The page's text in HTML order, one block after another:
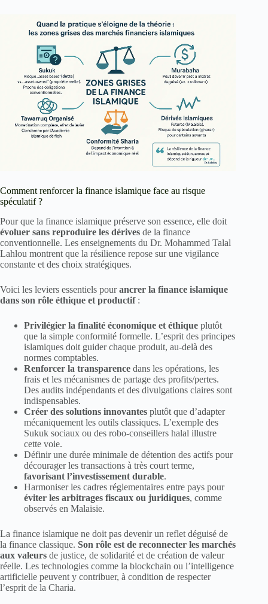
Comment renforcer la finance islamique face au risque
spéculatif ?
Pour que la finance islamique préserve son essence, elle doit
évoluer sans reproduire les dérives de la finance
conventionnelle. Les enseignements du Dr. Mohammed Talal
Lahlou montrent que la résilience repose sur une vigilance
constante et des choix stratégiques.
Voici les leviers essentiels pourancrer la finance islamique
dans son rôle éthique et productif:
Privilégier la finalité économique et éthique plutôt
que la simple conformité formelle. L’esprit des principes
islamiques doit guider chaque produit, au-delà des
normes comptables.
Renforcer la transparence dans les opérations, les
frais et les mécanismes de partage des profits/pertes.
Des audits indépendants et des divulgations claires sont
indispensables.
Créer des solutions innovantes plutôt que d’adapter
mécaniquement les outils classiques. L’exemple des
Sukuk sociaux ou des robo-conseillers halal illustre
cette voie.
Définir une durée minimale de détention des actifs pour
décourager les transactions à très court terme,
favorisant l’investissement durable.
Harmoniser les cadres réglementaires entre pays pour
éviter les arbitrages fiscaux ou juridiques, comme
observés en Malaisie.
La finance islamique ne doit pas devenir un reflet déguisé de
la finance classique. Son rôle est de reconnecter les marchés
aux valeurs de justice, de solidarité et de création de valeur
réelle. Les technologies comme la blockchain ou l’intelligence
artificielle peuvent y contribuer, à condition de respecter
l’esprit de la Charia.